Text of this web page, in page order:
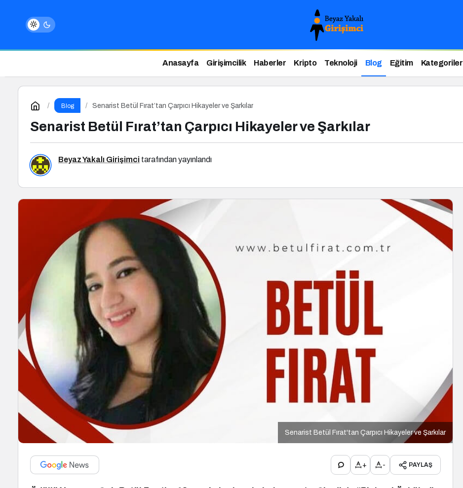
Anasayfa Girişimcilik Haberler Kripto Teknoloji Blog Eğitim Kategoriler
Blog Senarist Betül Fırat’tan Çarpıcı Hikayeler ve Şarkılar
Senarist Betül Fırat’tan Çarpıcı Hikayeler ve Şarkılar
Beyaz Yakalı Girişimci tarafından yayınlandı
Senarist Betül Fırat'tan Çarpıcı Hikayeler ve Şarkılar
+ - PAYLAŞ